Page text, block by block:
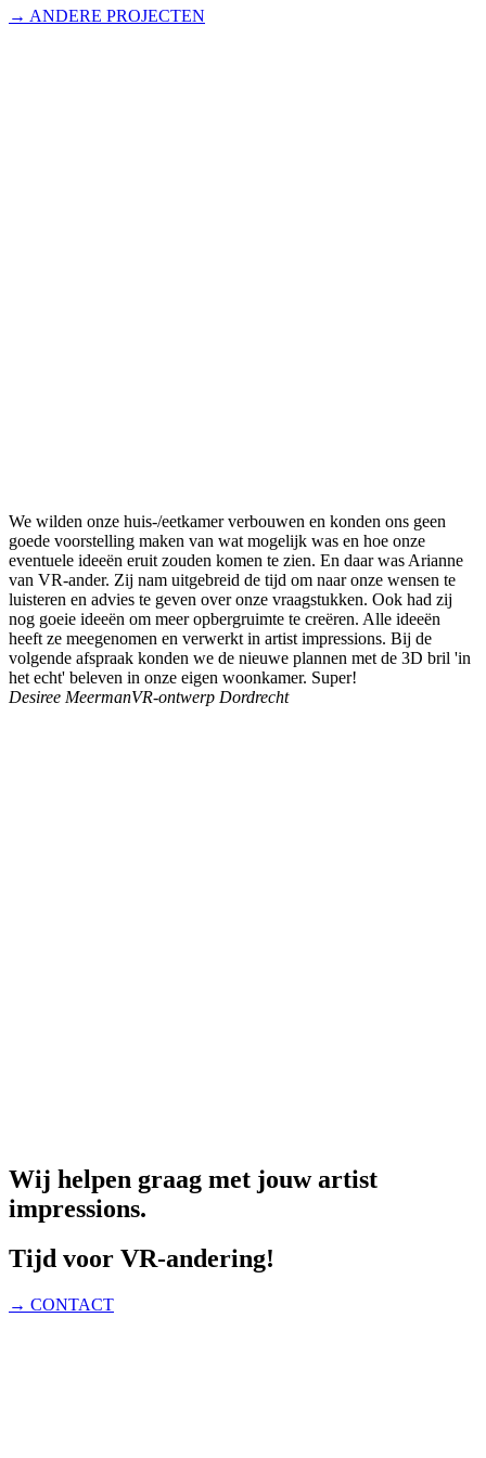
→ ANDERE PROJECTEN
We wilden onze huis-/eetkamer verbouwen en konden ons geen
goede voorstelling maken van wat mogelijk was en hoe onze
eventuele ideeën eruit zouden komen te zien. En daar was Arianne
van VR-ander. Zij nam uitgebreid de tijd om naar onze wensen te
luisteren en advies te geven over onze vraagstukken. Ook had zij
nog goeie ideeën om meer opbergruimte te creëren. Alle ideeën
heeft ze meegenomen en verwerkt in artist impressions. Bij de
volgende afspraak konden we de nieuwe plannen met de 3D bril 'in
het echt' beleven in onze eigen woonkamer. Super!
Desiree MeermanVR-ontwerp Dordrecht
Wij helpen graag met jouw artist
impressions.
Tijd voor VR-andering!
→ CONTACT